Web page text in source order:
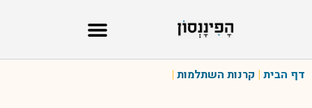
דף הבית | קרנות השתלמות |